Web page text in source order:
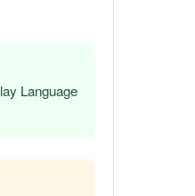
Language